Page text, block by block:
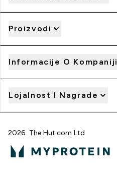
Proizvodi
Informacije O Kompaniji
Lojalnost I Nagrade
2026 The Hut.com Ltd